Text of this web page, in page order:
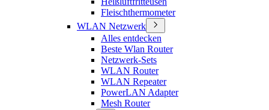
Fleischthermometer
WLAN Netzwerk
Alles entdecken
Beste Wlan Router
Netzwerk-Sets
WLAN Router
WLAN Repeater
PowerLAN Adapter
Mesh Router